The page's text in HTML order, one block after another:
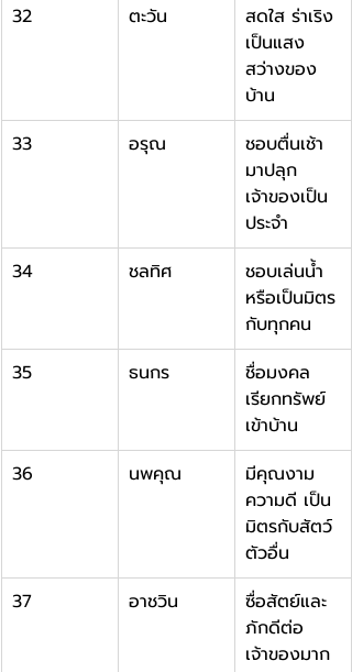
32
ตะวัน
สดใส ร่าเริง
เป็นแสง
สว่างของ
บ้าน
33
อรุณ
ชอบตื่นเช้า
มาปลุก
เจ้าของเป็น
ประจำ
34
ชลทิศ
ชอบเล่นน้ำ
หรือเป็นมิตร
กับทุกคน
35
ธนกร
ชื่อมงคล
เรียกทรัพย์
เข้าบ้าน
36
นพคุณ
มีคุณงาม
ความดี เป็น
มิตรกับสัตว์
ตัวอื่น
37
อาชวิน
ซื่อสัตย์และ
ภักดีต่อ
เจ้าของมาก